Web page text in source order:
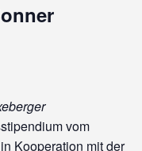
vom
Kooperation mit der